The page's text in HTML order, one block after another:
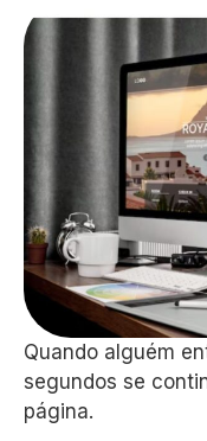
Quando alguém
segundos se
página.